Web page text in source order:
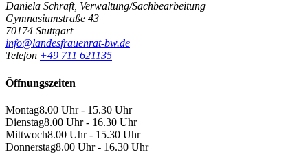
Daniela Schraft, Verwaltung/Sachbearbeitung
Gymnasiumstraße 43
70174 Stuttgart
info@landesfrauenrat-bw.de
Telefon +49 711 621135
Öffnungszeiten
Montag8.00 Uhr - 15.30 Uhr
Dienstag8.00 Uhr - 16.30 Uhr
Mittwoch8.00 Uhr - 15.30 Uhr
Donnerstag8.00 Uhr - 16.30 Uhr